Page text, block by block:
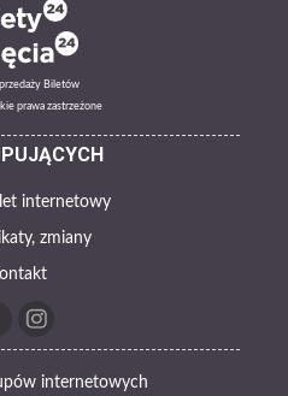
Biletów
prawa zastrzeżone
internetowy
zmiany
internetowych